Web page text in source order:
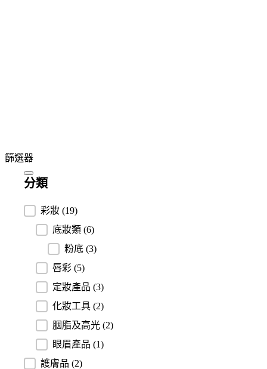
篩選器
分類
分類彩妝 (19)
底妝類 (6)
粉底 (3)
唇彩 (5)
定妝產品 (3)
化妝工具 (2)
胭脂及高光 (2)
眼眉產品 (1)
護膚品 (2)